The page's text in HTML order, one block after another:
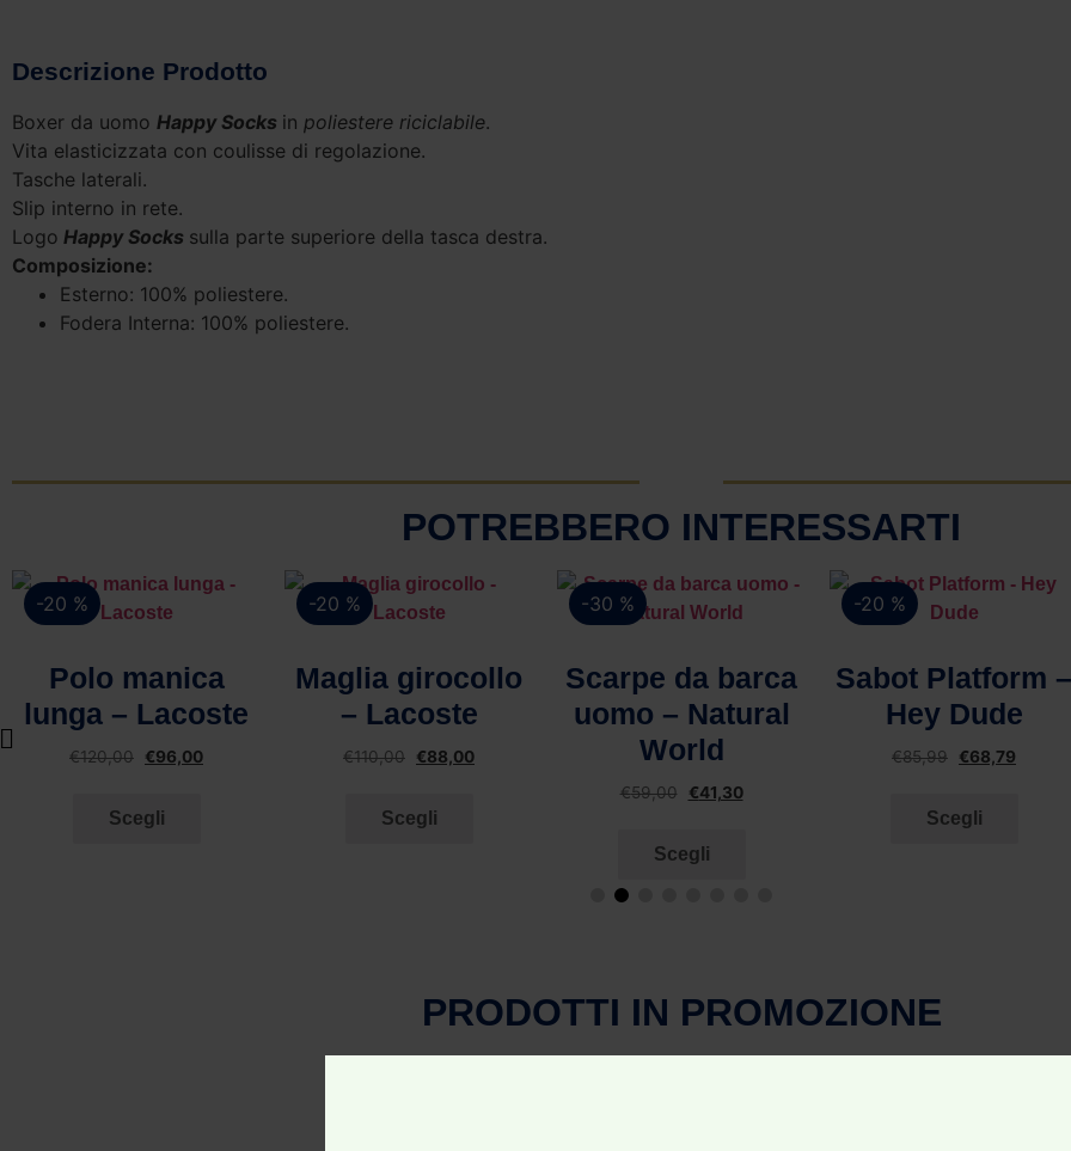
Descrizione Prodotto
Boxer da uomo Happy Socks in poliestere riciclabile.
Vita elasticizzata con coulisse di regolazione.
Tasche laterali.
Slip interno in rete.
Logo Happy Socks sulla parte superiore della tasca destra.
Composizione:
Esterno: 100% poliestere.
Fodera Interna: 100% poliestere.
POTREBBERO INTERESSARTI
-20 %
Polo manica
lunga – Lacoste
€120,00 €96,00
Scegli
-20 %
Maglia girocollo
– Lacoste
€110,00 €88,00
Scegli
-30 %
Scarpe da barca
uomo – Natural
World
€59,00 €41,30
Scegli
-20 %
Sabot Platform –
Hey Dude
€85,99 €68,79
Scegli
PRODOTTI IN PROMOZIONE